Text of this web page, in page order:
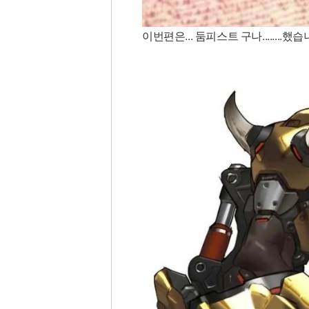
이번편은... 둠피스트 구나........했습